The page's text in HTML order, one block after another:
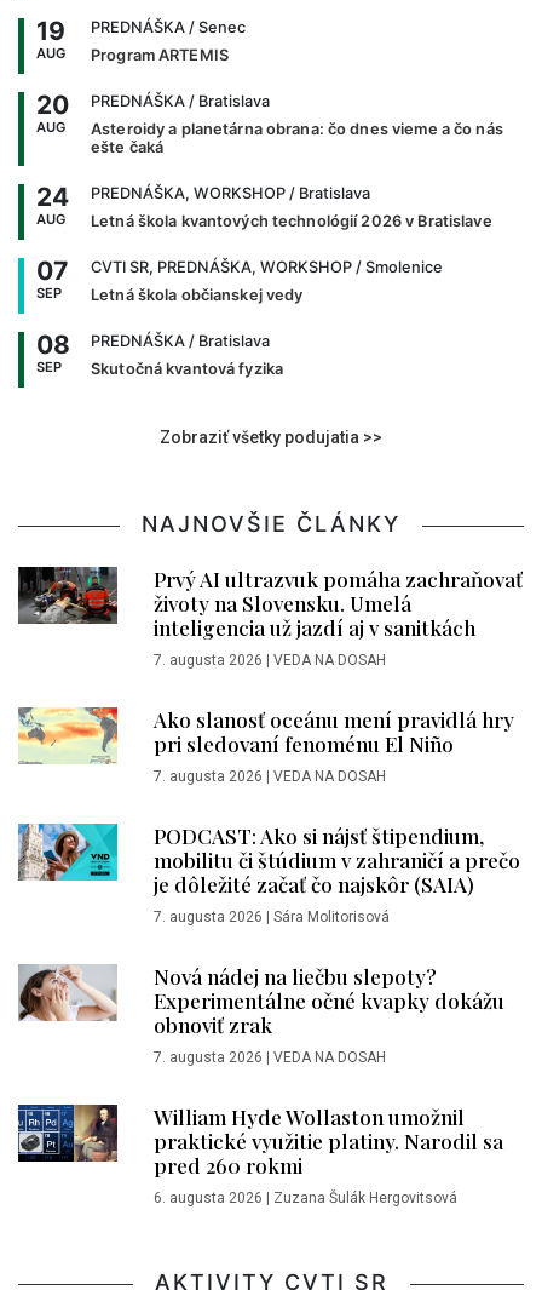
19
AUG
PREDNÁŠKA / Senec
Program ARTEMIS
20
AUG
PREDNÁŠKA / Bratislava
Asteroidy a planetárna obrana: čo dnes vieme a čo nás
ešte čaká
24
AUG
PREDNÁŠKA, WORKSHOP / Bratislava
Letná škola kvantových technológií 2026 v Bratislave
07
SEP
CVTI SR, PREDNÁŠKA, WORKSHOP / Smolenice
Letná škola občianskej vedy
08
SEP
PREDNÁŠKA / Bratislava
Skutočná kvantová fyzika
Zobraziť všetky podujatia >>
NAJNOVŠIE ČLÁNKY
Prvý AI ultrazvuk pomáha zachraňovať
životy na Slovensku. Umelá
inteligencia už jazdí aj v sanitkách
7. augusta 2026 VEDA NA DOSAH
Ako slanosť oceánu mení pravidlá hry
pri sledovaní fenoménu El Niño
7. augusta 2026 VEDA NA DOSAH
PODCAST: Ako si nájsť štipendium,
mobilitu či štúdium v zahraničí a prečo
je dôležité začať čo najskôr (SAIA)
7. augusta 2026 Sára Molitorisová
Nová nádej na liečbu slepoty?
Experimentálne očné kvapky dokážu
obnoviť zrak
7. augusta 2026 VEDA NA DOSAH
William Hyde Wollaston umožnil
praktické využitie platiny. Narodil sa
pred 260 rokmi
6. augusta 2026 Zuzana Šulák Hergovitsová
AKTIVITY CVTI SR